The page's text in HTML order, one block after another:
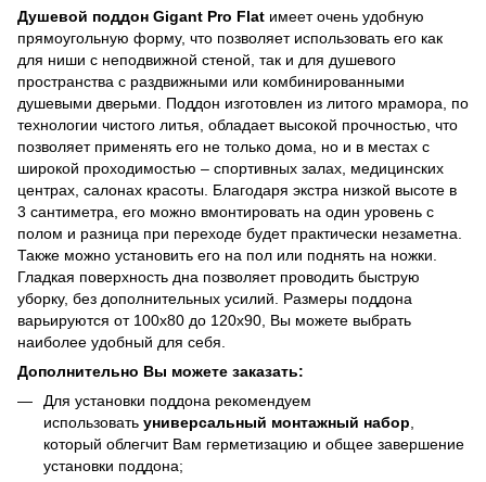
Душевой поддон Gigant Pro Flat имеет очень удобную
прямоугольную форму, что позволяет использовать его как
для ниши с неподвижной стеной, так и для душевого
пространства с раздвижными или комбинированными
душевыми дверьми. Поддон изготовлен из литого мрамора, по
технологии чистого литья, обладает высокой прочностью, что
позволяет применять его не только дома, но и в местах с
широкой проходимостью – спортивных залах, медицинских
центрах, салонах красоты. Благодаря экстра низкой высоте в
3 сантиметра, его можно вмонтировать на один уровень с
полом и разница при переходе будет практически незаметна.
Также можно установить его на пол или поднять на ножки.
Гладкая поверхность дна позволяет проводить быструю
уборку, без дополнительных усилий. Размеры поддона
варьируются от 100х80 до 120х90, Вы можете выбрать
наиболее удобный для себя.
Дополнительно Вы можете заказать:
Для установки поддона рекомендуем
использовать универсальный монтажный набор
который облегчит Вам герметизацию и общее завершение
установки поддона;